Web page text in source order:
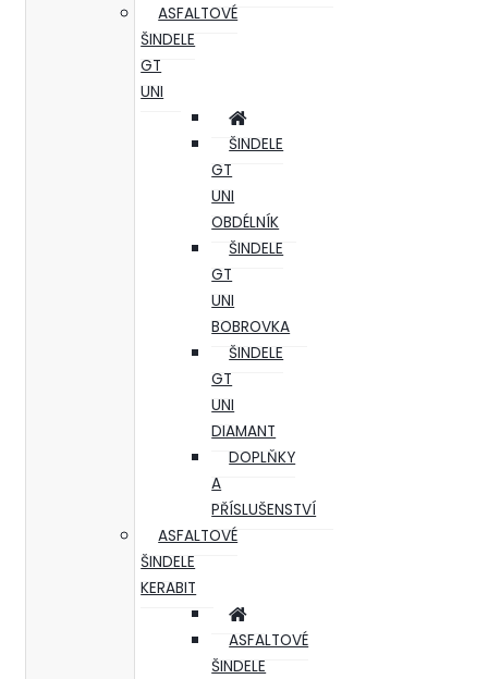
ASFALTOVÉ
ŠINDELE
GT
UNI
ŠINDELE
GT
UNI
OBDÉLNÍK
ŠINDELE
GT
UNI
BOBROVKA
ŠINDELE
GT
UNI
DIAMANT
DOPLŇKY
A
PŘÍSLUŠENSTVÍ
ASFALTOVÉ
ŠINDELE
KERABIT
ASFALTOVÉ
ŠINDELE